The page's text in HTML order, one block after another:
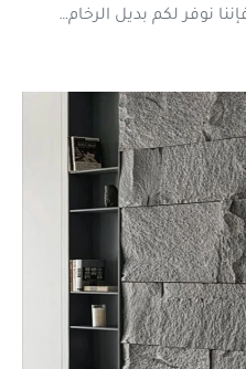
نوفر لكم بديل الرخام…